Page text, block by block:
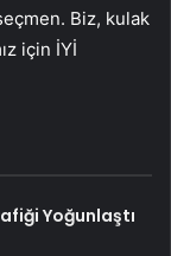
Biz, kulak
için İYİ
Yoğunlaştı